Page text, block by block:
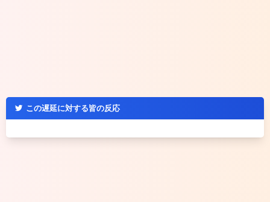
この遅延に対する皆の反応